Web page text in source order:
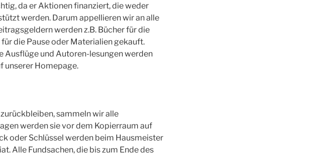
da er Aktionen finanziert, die weder
werden. Darum appellieren wir an alle
werden z.B. Bücher für die
die Pause oder Materialien gekauft.
Ausflüge und Autoren-lesungen werden
unserer Homepage.
sammeln wir alle
werden sie vor dem Kopierraum auf
oder Schlüssel werden beim Hausmeister
Alle Fundsachen, die bis zum Ende des